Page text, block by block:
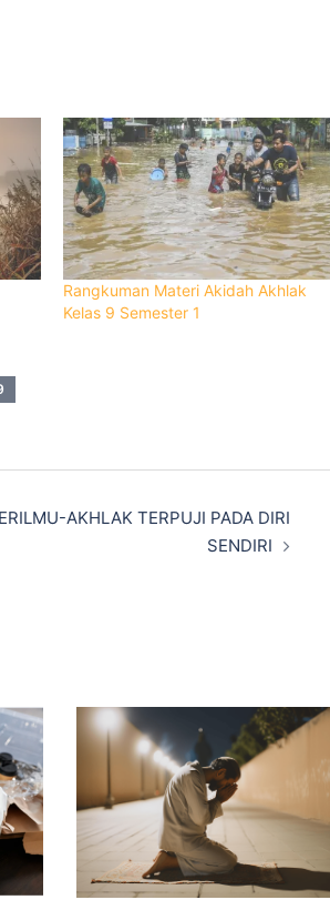
Rangkuman Materi Akidah Akhlak
Kelas 9 Semester 1
AKHLAK TERPUJI PADA DIRI
SENDIRI